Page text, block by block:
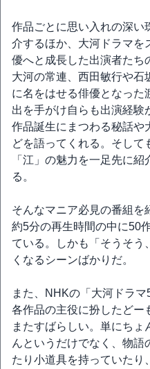
作品ごとに思い入れの深い
介するほか、大河ドラマを
優へと成長した出演者たち
大河の常連、西田敏行や石
に名をはせる俳優となった
出を手がけ自らも出演経験
作品誕生にまつわる秘話や
どを語ってくれる。そして
「江」の魅力を一足先に
る。
そんなマニア必見の番組を
約5分の再生時間の中に50
ている。しかも「そうそう
くなるシーンばかりだ。
また、NHKの「大河ドラ
各作品の主役に扮したどー
またすばらしい。単にちょ
んというだけでなく、物語
たり小道具を持っていたり